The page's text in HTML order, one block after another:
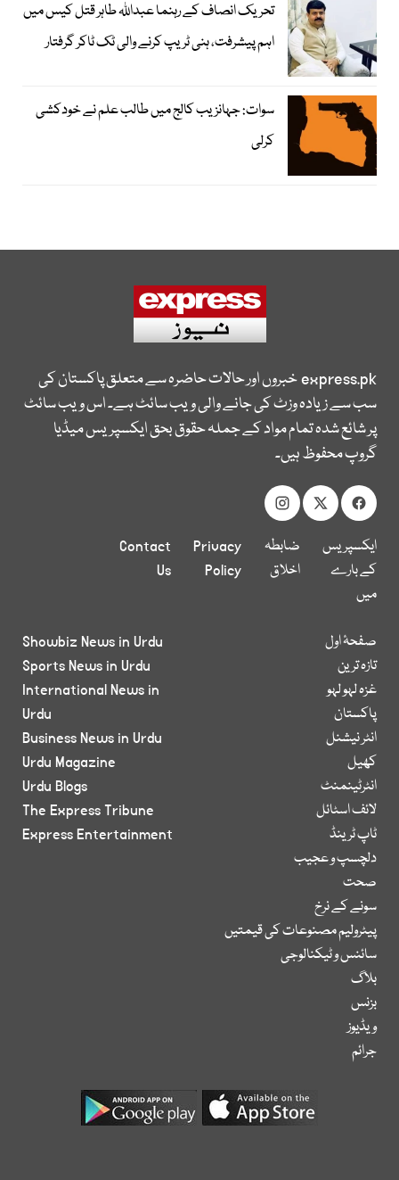
تحریک انصاف کے رہنما عبداللہ طاہر قتل کیس میں
اہم پیشرفت، ہنی ٹریپ کرنے والی ٹک ٹاکر گرفتار
سوات: جہانزیب کالج میں طالب علم نے خودکشی
کرلی
express.pkخبروں اور حالات حاضرہ سے متعلق پاکستان کی
سب سے زیادہ وزٹ کی جانے والی ویب سائٹ ہے۔ اس ویب سائٹ
پر شائع شدہ تمام مواد کے جملہ حقوق بحق ایکسپریس میڈیا
گروپ محفوظ ہیں۔
ایکسپریس
کے بارے
میں
ضابطہ
اخلاق
Privacy
Policy
Contact
Us
صفحۂ اول
تازہ ترین
غزہ لہو لہو
پاکستان
انٹر نیشنل
کھیل
انٹرٹینمنٹ
لائف اسٹائل
ٹاپ ٹرینڈ
دلچسپ و عجیب
صحت
سونے کے نرخ
پیٹرولیم مصنوعات کی قیمتیں
سائنس و ٹیکنالوجی
بلاگ
بزنس
ویڈیوز
جرائم
Showbiz News in Urdu
Sports News in Urdu
International News in
Urdu
Business News in Urdu
Urdu Magazine
Urdu Blogs
The Express Tribune
Express Entertainment